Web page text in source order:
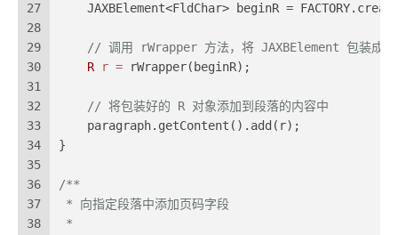
27
28
29
30
31
32
33
34
35
36
37
38
JAXBElement<FldChar> beginR =
// 调用 rWrapper 方法，将 JAXBElement 包装成 R
R
r = rWrapper(beginR);
// 将包装好的 R 对象添加到段落的内容中
    paragraph.getContent().add(r);
}
/**
* 向指定段落中添加页码字段
*